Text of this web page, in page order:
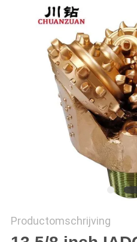
PRIVACY
POLICY
Productomschrijving